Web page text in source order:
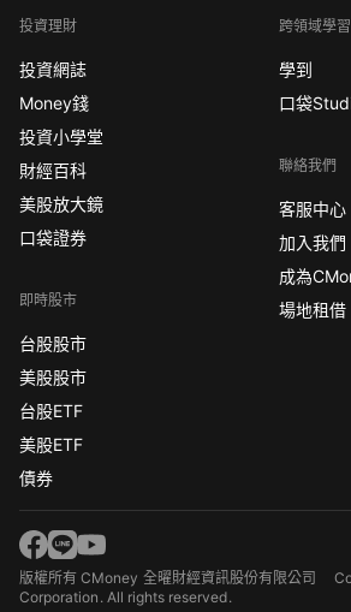
投資理財
投資網誌
Money錢
投資小學堂
財經百科
美股放大鏡
口袋證券
即時股市
台股股市
美股股市
台股ETF
美股ETF
債券
跨領域學習
學到
口袋
聯絡我們
客服中心
加入我們
成為
場地租借
版權所有 CMoney 全曜財經資訊股份有限公司
Corporation. All rights reserved.